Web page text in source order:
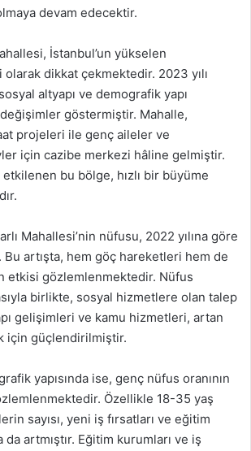
devam edecektir.
İstanbul’un yükselen
dikkat çekmektedir. 2023 yılı
altyapı ve demografik yapı
değişimler göstermiştir. Mahalle,
projeleri ile genç aileler ve
için cazibe merkezi hâline gelmiştir.
bu bölge, hızlı bir büyüme
Mahallesi’nin nüfusu, 2022 yılına göre
artışta, hem göç hareketleri hem de
etkisi gözlemlenmektedir. Nüfus
birlikte, sosyal hizmetlere olan talep
gelişimleri ve kamu hizmetleri, artan
için güçlendirilmiştir.
yapısında ise, genç nüfus oranının
Özellikle 18-35 yaş
sayısı, yeni iş fırsatları ve eğitim
da artmıştır. Eğitim kurumları ve iş